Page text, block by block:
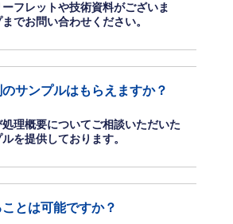
フレットや技術資料がございま
でお問い合わせください。
サンプルはもらえますか？
理概要についてご相談いただいた
を提供しております。
とは可能ですか？